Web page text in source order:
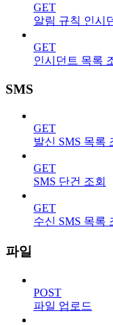
GET
알림 규칙 인시
GET
인시던트 목록
SMS
GET
발신 SMS 목록
GET
SMS 단건 조회
GET
수신 SMS 목록
파일
POST
파일 업로드